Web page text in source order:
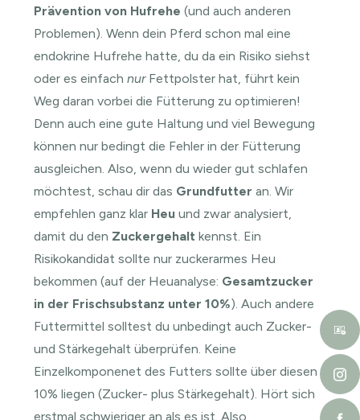
Prävention von Hufrehe (und auch anderen
Problemen). Wenn dein Pferd schon mal eine
endokrine Hufrehe hatte, du da ein Risiko siehst
oder es einfach nurFettpolster hat, führt kein
Weg daran vorbei die Fütterung zu optimieren!
Denn auch eine gute Haltung und viel Bewegung
können nur bedingt die Fehler in der Fütterung
ausgleichen. Also, wenn du wieder gut schlafen
möchtest, schau dir das Grundfutteran. Wir
empfehlen ganz klar Heuund zwar analysiert,
damit du den Zuckergehaltkennst. Ein
Risikokandidat sollte nur zuckerarmes Heu
bekommen (auf der Heuanalyse: Gesamtzucker
in der Frischsubstanz unter 10%). Auch andere
Futtermittel solltest du unbedingt auch Zucker-
und Stärkegehalt überprüfen. Keine
Einzelkomponenet des Futters sollte über diesen
10% liegen (Zucker- plus Stärkegehalt). Hört sich
erstmal schwieriger an als es ist. Also